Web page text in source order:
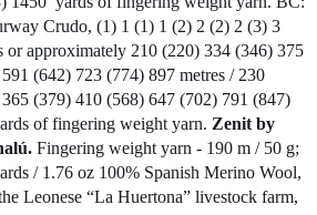
Crudo, (1) 1 (1) 1 (2) 2 (2) 2 (3) 3
or approximately 210 (220) 334 (346) 375
(642) 723 (774) 897 metres / 230
(379) 410 (568) 647 (702) 791 (847)
of fingering weight yarn. Zenit by
Fingering weight yarn - 190 m / 50 g;
/ 1.76 oz 100% Spanish Merino Wool,
Leonese “La Huertona” livestock farm,